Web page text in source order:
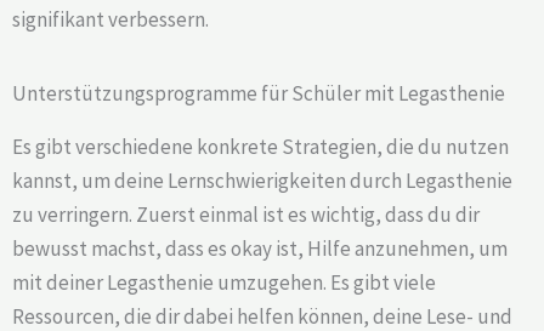
signifikant verbessern.
Unterstützungsprogramme für Schüler mit Legasthenie
Es gibt verschiedene konkrete Strategien, die du nutzen
kannst, um deine Lernschwierigkeiten durch Legasthenie
zu verringern. Zuerst einmal ist es wichtig, dass du dir
bewusst machst, dass es okay ist, Hilfe anzunehmen, um
mit deiner Legasthenie umzugehen. Es gibt viele
Ressourcen, die dir dabei helfen können, deine Lese- und